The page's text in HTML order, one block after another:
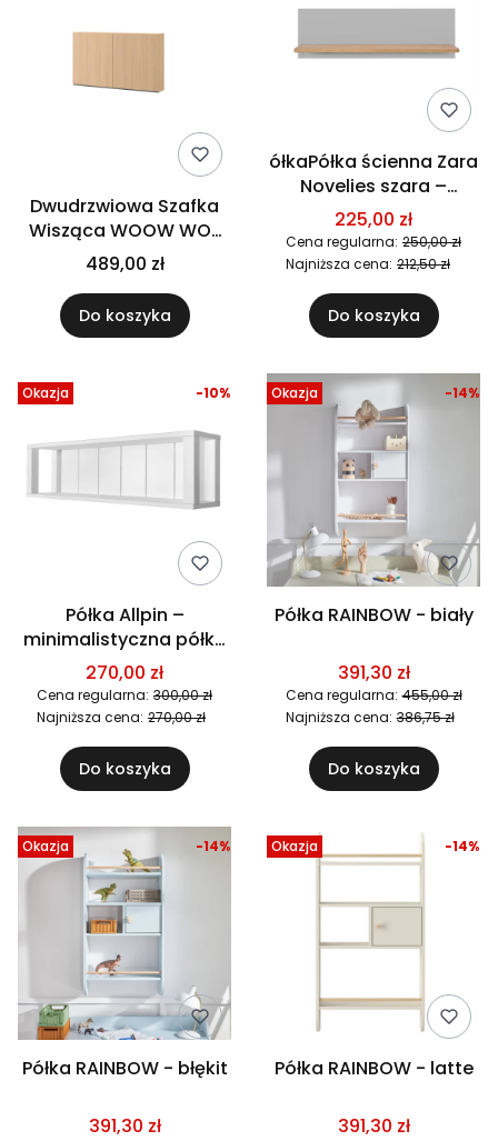
Dwudrzwiowa Szafka
Wisząca WOOW WO-
09 Szer.140 cm Dąb
Vincenza Bielona (1)
489,00 zł
Do koszyka
ółkaPółka ścienna Zara
Novelies szara –
praktyczna półka do
pokoju dziecka
225,00 zł
Cena regularna: 250,00 zł
Najniższa cena: 212,50 zł
Do koszyka
Okazja
Półka Allpin –
minimalistyczna półka
ścienna do pokoju
dziecka
270,00 zł
Cena regularna: 300,00 zł
-10%
Najniższa cena: 270,00 zł
Do koszyka
Okazja
Półka RAINBOW - biały
391,30 zł
Cena regularna: 455,00 zł
-14%
Najniższa cena: 386,75 zł
Do koszyka
Okazja
Półka RAINBOW - błękit
391,30 zł
-14% Okazja
Półka RAINBOW - latte
391,30 zł
-14%